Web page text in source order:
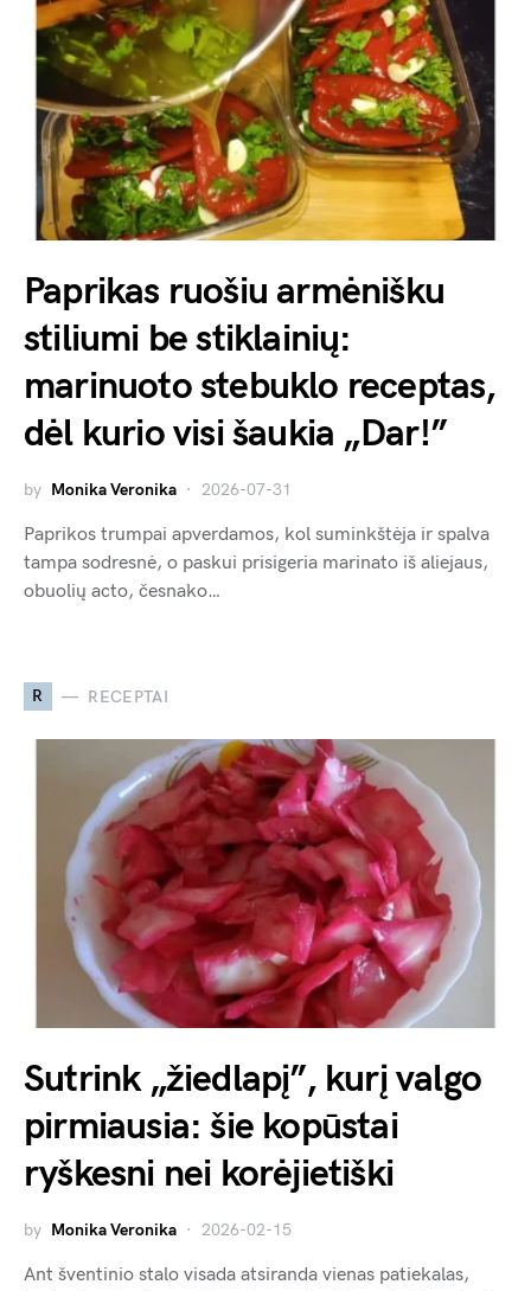
Paprikas ruošiu armėnišku
stiliumi be stiklainių:
marinuoto stebuklo receptas,
dėl kurio visi šaukia „Dar!”
by Monika Veronika 2026-07-31
Paprikos trumpai apverdamos, kol suminkštėja ir spalva
tampa sodresnė, o paskui prisigeria marinato iš aliejaus,
obuolių acto, česnako…
R RECEPTAI
Sutrink „žiedlapį”, kurį valgo
pirmiausia: šie kopūstai
ryškesni nei korėjietiški
by Monika Veronika 2026-02-15
Ant šventinio stalo visada atsiranda vienas patiekalas,